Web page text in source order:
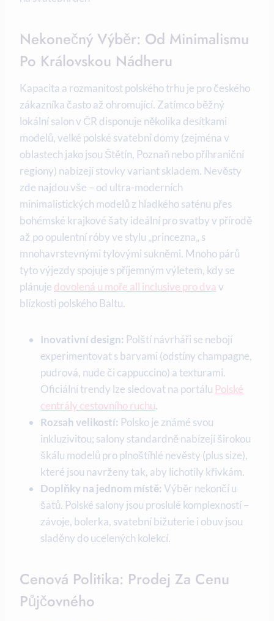
Nekonečný Výběr: Od Minimalismu
Po Královskou Nádheru
Kapacita a rozmanitost polského trhu je pro českého
zákazníka často až ohromující. Zatímco běžný
lokální salon v ČR disponuje několika desítkami
modelů, velké polské svatební domy (zejména v
oblastech jako jsou Štětín, Poznaň nebo příhraniční
regiony) nabízejí stovky variant skladem. Nevěsty
zde najdou vše – od ultra-moderních
minimalistických modelů z hladkého saténu přes
bohémské krajkové šaty ideální pro svatby v přírodě
až po opulentní róby ve stylu „princezna„ s
mnohavrstevnými tylovými sukněmi. Mnoho párů
tyto výjezdy spojuje s příjemným výletem, kdy se
plánuje dovolená u moře all inclusive pro dva v
blízkosti polského Baltu.
Inovativní design: Polští návrháři se nebojí
experimentovat s barvami (odstíny champagne,
pudrová, nude či cappuccino) a texturami.
Oficiální trendy lze sledovat na portálu Polské
centrály cestovního ruchu.
Rozsah velikostí: Polsko je známé svou
inkluzivitou; salony standardně nabízejí širokou
škálu modelů pro plnoštíhlé nevěsty (plus size),
které jsou navrženy tak, aby lichotily křivkám.
Doplňky na jednom místě: Výběr nekončí u
šatů. Polské salony jsou proslulé komplexností –
závoje, bolerka, svatební bižuterie i obuv jsou
sladěny do ucelených kolekcí.
Cenová Politika: Prodej Za Cenu
Půjčovného